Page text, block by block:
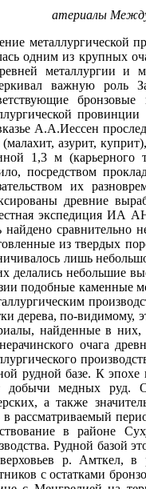
атериалы
металлургической
одним из крупных
металлургии и
важную роль
А.А.Иессен
азурит,
1,3 м (карьерного
посредством
их
древние
экспедиция ИА
найдено сравнительно
из твердых
лишь
делались небольшие
подобные каменные
дерева, по-видимому,
найденные в них,
очага
рудной базе. К
добычи медных руд.
а также
в рассматриваемый
в районе
Рудной базой
р. Амткел, в
с остатками